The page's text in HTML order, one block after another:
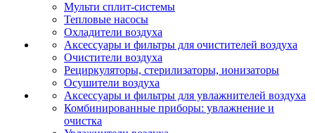
Мульти сплит-системы
Тепловые насосы
Охладители воздуха
Аксессуары и фильтры для очистителей воздуха
Очистители воздуха
Рециркуляторы, стерилизаторы, ионизаторы
Осушители воздуха
Аксессуары и фильтры для увлажнителей воздуха
Комбинированные приборы: увлажнение и
очистка